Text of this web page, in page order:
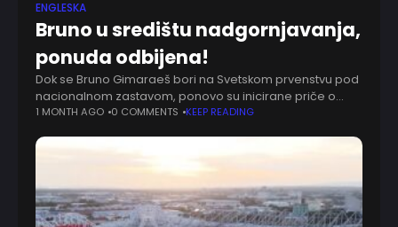
ENGLESKA
Bruno u središtu nadgornjavanja,
ponuda odbijena!
Dok se Bruno Gimaraeš bori na Svetskom prvenstvu pod
nacionalnom zastavom, ponovo su inicirane priče o
njegoovj budućnosti. U najavi letnjeg prelaznog roka
1 MONTH AGO 0 COMMENTS KEEP READING